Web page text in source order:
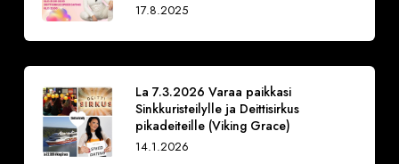
17.8.2025
La 7.3.2026 Varaa paikkasi
Sinkkuristeilylle ja Deittisirkus
pikadeiteille (Viking Grace)
14.1.2026